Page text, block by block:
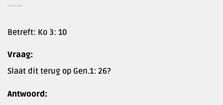
Betreft: Ko 3: 10
Vraag:
Slaat dit terug op Gen.1: 26?
Antwoord: